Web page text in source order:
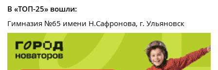
В «ТОП-25» вошли:
Гимназия №65 имени Н.Сафронова, г. Ульяновск